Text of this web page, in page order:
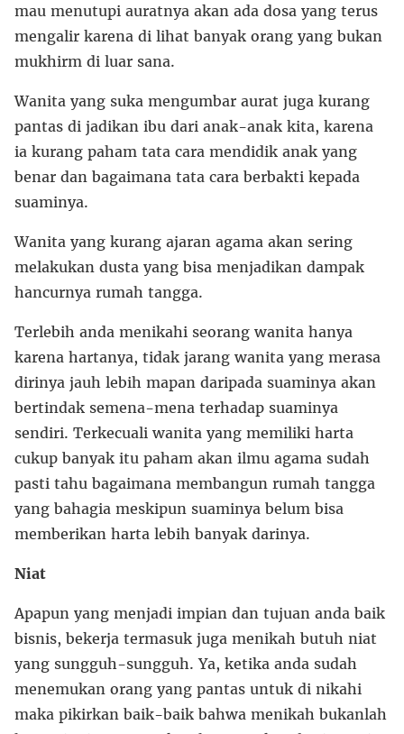
mau menutupi auratnya akan ada dosa yang terus
mengalir karena di lihat banyak orang yang bukan
mukhirm di luar sana.
Wanita yang suka mengumbar aurat juga kurang
pantas di jadikan ibu dari anak-anak kita, karena
ia kurang paham tata cara mendidik anak yang
benar dan bagaimana tata cara berbakti kepada
suaminya.
Wanita yang kurang ajaran agama akan sering
melakukan dusta yang bisa menjadikan dampak
hancurnya rumah tangga.
Terlebih anda menikahi seorang wanita hanya
karena hartanya, tidak jarang wanita yang merasa
dirinya jauh lebih mapan daripada suaminya akan
bertindak semena-mena terhadap suaminya
sendiri. Terkecuali wanita yang memiliki harta
cukup banyak itu paham akan ilmu agama sudah
pasti tahu bagaimana membangun rumah tangga
yang bahagia meskipun suaminya belum bisa
memberikan harta lebih banyak darinya.
Niat
Apapun yang menjadi impian dan tujuan anda baik
bisnis, bekerja termasuk juga menikah butuh niat
yang sungguh-sungguh. Ya, ketika anda sudah
menemukan orang yang pantas untuk di nikahi
maka pikirkan baik-baik bahwa menikah bukanlah